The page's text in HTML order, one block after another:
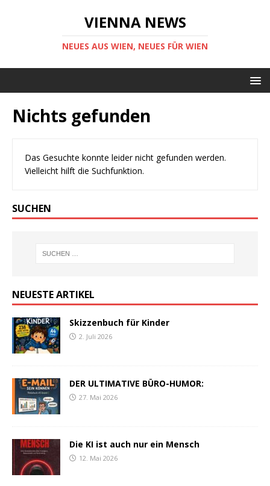
VIENNA NEWS
NEUES AUS WIEN, NEUES FÜR WIEN
Nichts gefunden
Das Gesuchte konnte leider nicht gefunden werden.
Vielleicht hilft die Suchfunktion.
SUCHEN
NEUESTE ARTIKEL
Skizzenbuch für Kinder
2. Juli 2026
DER ULTIMATIVE BÜRO-HUMOR:
27. Mai 2026
Die KI ist auch nur ein Mensch
12. Mai 2026